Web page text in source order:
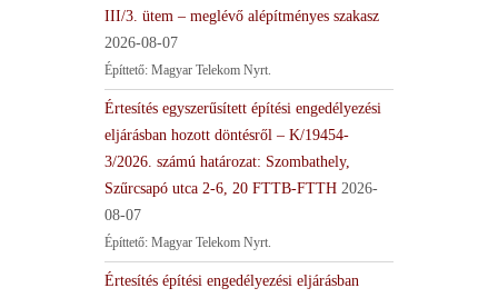
III/3. ütem – meglévő alépítményes szakasz
2026-08-07
Építtető: Magyar Telekom Nyrt.
Értesítés egyszerűsített építési engedélyezési
eljárásban hozott döntésről – K/19454-
3/2026. számú határozat: Szombathely,
Szűrcsapó utca 2-6, 20 FTTB-FTTH 2026-
08-07
Építtető: Magyar Telekom Nyrt.
Értesítés építési engedélyezési eljárásban